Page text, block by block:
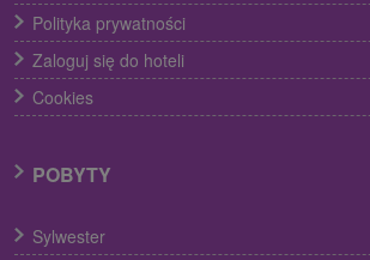
Polityka prywatności
Zaloguj się do hoteli
Cookies
POBYTY
Sylwester